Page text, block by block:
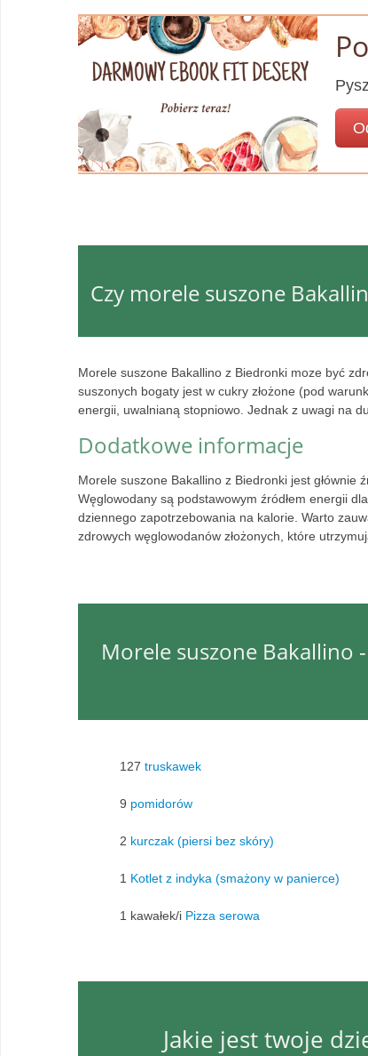
Czy morele suszone
Morele suszone Bakallino z Biedronki moze być
suszonych bogaty jest w cukry złożone (pod
energii, uwalnianą stopniowo. Jednak z uwagi na
Dodatkowe informacje
Morele suszone Bakallino z Biedronki jest głównie
Węglowodany są podstawowym źródłem energii
dziennego zapotrzebowania na kalorie. Warto
zdrowych węglowodanów złożonych, które
Morele suszone Bakallino
127 truskawek
9 pomidorów
2 kurczak (piersi bez skóry)
1 Kotlet z indyka (smażony w panierce)
1 kawałek/i Pizza serowa
Jakie jest twoje